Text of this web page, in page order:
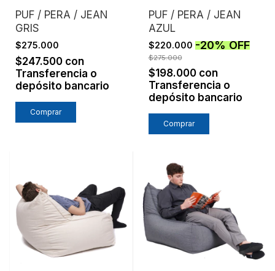
PUF / PERA / JEAN
GRIS
$275.000
$247.500 con
Transferencia o
depósito bancario
PUF / PERA / JEAN
AZUL
$220.000 -20%OFF
$275.000
$198.000 con
Transferencia o
depósito bancario